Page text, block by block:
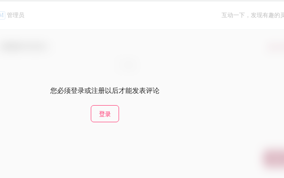
管理员 互动一下，发现有趣的
您必须登录或注册以后才能发表评论
登录